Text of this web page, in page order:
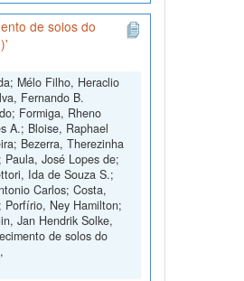
de solos do
Mélo Filho, Heraclio
Fernando B.
Formiga, Rheno
A.; Bloise, Raphael
Bezerra, Therezinha
José Lopes de;
Ida de Souza S.;
Carlos; Costa,
Porfírio, Ney Hamilton;
Jan Hendrik Solke,
de solos do